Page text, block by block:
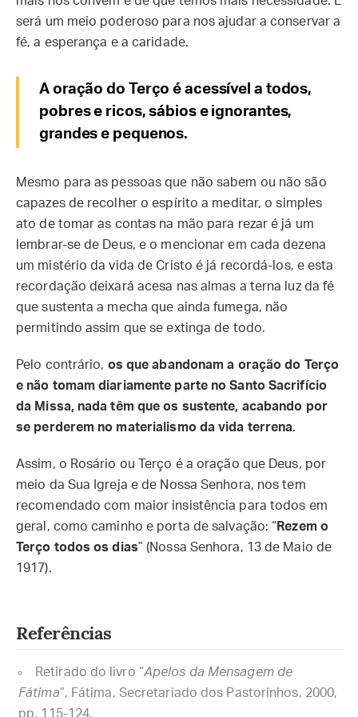
será um meio poderoso para nos ajudar a conservar a
fé, a esperança e a caridade.
A oração do Terço é acessível a todos,
pobres e ricos, sábios e ignorantes,
grandes e pequenos.
Mesmo para as pessoas que não sabem ou não são
capazes de recolher o espírito a meditar, o simples
ato de tomar as contas na mão para rezar é já um
lembrar-se de Deus, e o mencionar em cada dezena
um mistério da vida de Cristo é já recordá-los, e esta
recordação deixará acesa nas almas a terna luz da fé
que sustenta a mecha que ainda fumega, não
permitindo assim que se extinga de todo.
Pelo contrário, os que abandonam a oração do Terço
e não tomam diariamente parte no Santo Sacrifício
da Missa, nada têm que os sustente, acabando por
se perderem no materialismo da vida terrena.
Assim, o Rosário ou Terço é a oração que Deus, por
meio da Sua Igreja e de Nossa Senhora, nos tem
recomendado com maior insistência para todos em
geral, como caminho e porta de salvação: “Rezem o
Terço todos os dias” (Nossa Senhora, 13 de Maio de
1917).
Referências
Retirado do livro “Apelos da Mensagem de
Fátima”, Fátima, Secretariado dos Pastorinhos, 2000,
pp. 115-124.